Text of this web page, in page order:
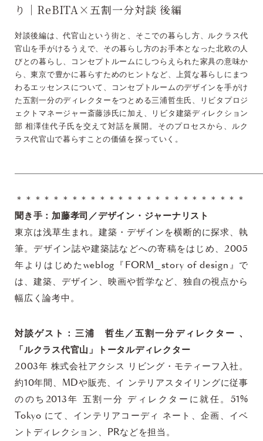
り｜ReBITA×五割一分対談 後編
対談後編は、代官山という街と、そこでの暮らし方、ルクラス代
官山を手がけるうえで、その暮らし方のお手本となった北欧の人
びとの暮らし、コンセプトルームにしつらえられた家具の意味か
ら、東京で豊かに暮らすためのヒントなど、上質な暮らしにまつ
わるエッセンスについて、コンセプトルームのデザインを手がけ
た五割一分のディレクターをつとめる三浦哲生氏、リビタプロジ
ェクトマネージャー斎藤渉氏に加え、リビタ建築ディレクション
部 相澤佳代子氏を交えて対話を展開。そのプロセスから、ルク
ラス代官山で暮らすことの価値を探っていく。
＊＊＊＊＊＊＊＊＊＊＊＊＊＊＊＊＊＊＊＊＊＊＊＊＊
聞き手：加藤孝司／デザイン・ジャーナリスト
東京は浅草生まれ。建築・デザインを横断的に探求、執
筆。デザイン誌や建築誌などへの寄稿をはじめ、2005
年よりはじめたweblog『FORM_story of design』で
は、建築、デザイン、映画や哲学など、独自の視点から
幅広く論考中。
対談ゲスト：三浦 哲生／五割一分ディレクター 、
「ルクラス代官山」トータルディレクター
2003年 株式会社アクシス リビング・モティーフ入社。
約10年間、MDや販売、イ ンテリアスタイリングに従事
ののち2013年 五割一分 ディレクターに就任。51%
Tokyo にて、インテリアコーディ ネート、企画、イベ
ントディレクション、PRなどを担当。